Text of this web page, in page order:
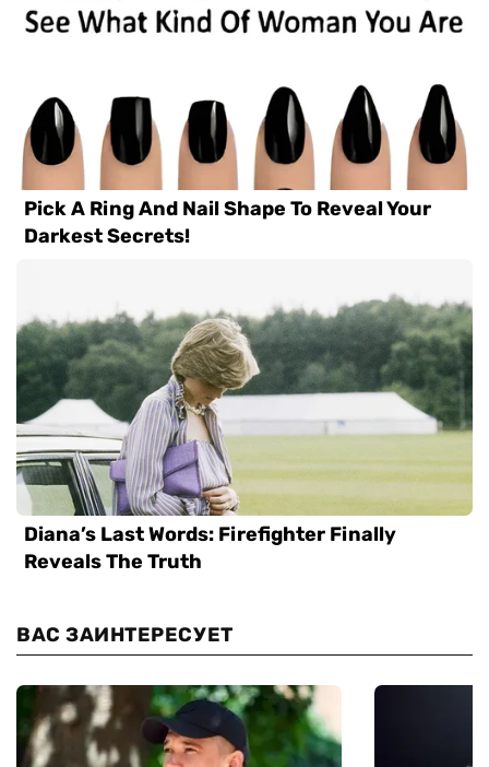
ВАС ЗАИНТЕРЕСУЕТ